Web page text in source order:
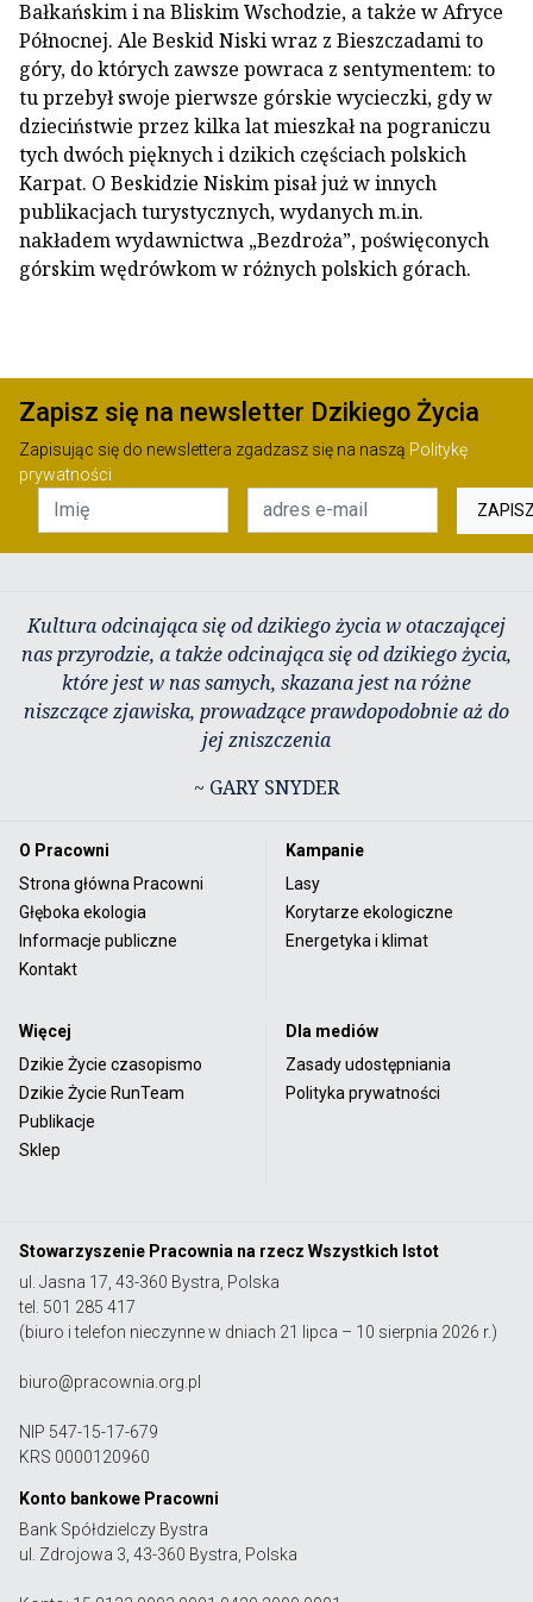
Bałkańskim i na Bliskim Wschodzie, a także w Afryce
Północnej. Ale Beskid Niski wraz z Bieszczadami to
góry, do których zawsze powraca z sentymentem: to
tu przebył swoje pierwsze górskie wycieczki, gdy w
dzieciństwie przez kilka lat mieszkał na pograniczu
tych dwóch pięknych i dzikich częściach polskich
Karpat. O Beskidzie Niskim pisał już w innych
publikacjach turystycznych, wydanych m.in.
nakładem wydawnictwa „Bezdroża”, poświęconych
górskim wędrówkom w różnych polskich górach.
Zapisz się na newsletter Dzikiego Życia
Zapisując się do newslettera zgadzasz się na naszą Politykę
prywatności
Kultura odcinająca się od dzikiego życia w otaczającej
nas przyrodzie, a także odcinająca się od dzikiego życia,
które jest w nas samych, skazana jest na różne
niszczące zjawiska, prowadzące prawdopodobnie aż do
jej zniszczenia
~ GARY SNYDER
O Pracowni
Strona główna Pracowni
Głęboka ekologia
Informacje publiczne
Kontakt
Kampanie
Lasy
Korytarze ekologiczne
Energetyka i klimat
Więcej
Dzikie Życie czasopismo
Dzikie Życie RunTeam
Publikacje
Sklep
Dla mediów
Zasady udostępniania
Polityka prywatności
Stowarzyszenie Pracownia na rzecz Wszystkich Istot
ul. Jasna 17, 43-360 Bystra, Polska
tel. 501 285 417
(biuro i telefon nieczynne w dniach 21 lipca – 10 sierpnia 2026 r.)
biuro@pracownia.org.pl
NIP 547-15-17-679
KRS 0000120960
Konto bankowe Pracowni
Bank Spółdzielczy Bystra
ul. Zdrojowa 3, 43-360 Bystra, Polska